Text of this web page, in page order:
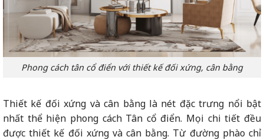
Phong cách tân cổ điển với thiết kế đối xứng, cân bằng
Thiết kế đối xứng và cân bằng là nét đặc trưng nổi bật
nhất thể hiện phong cách Tân cổ điển. Mọi chi tiết đều
được thiết kế đối xứng và cân bằng. Từ đường phào chỉ